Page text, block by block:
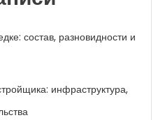
состав, разновидности и
инфраструктура,